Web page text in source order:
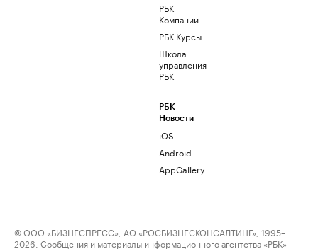
РБК
Компании
РБК Курсы
Школа
управления
РБК
РБК
Новости
iOS
Android
AppGallery
© ООО «БИЗНЕСПРЕСС», АО «РОСБИЗНЕСКОНСАЛТИНГ», 1995–
2026. Сообщения и материалы информационного агентства «РБК»